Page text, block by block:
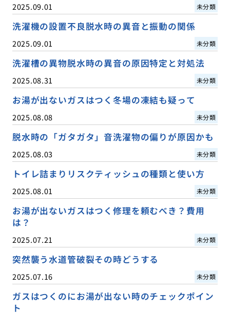
2025.09.01 未分類
洗濯機の設置不良脱水時の異音と振動の関係
2025.09.01 未分類
洗濯槽の異物脱水時の異音の原因特定と対処法
2025.08.31 未分類
お湯が出ないガスはつく冬場の凍結も疑って
2025.08.08 未分類
脱水時の「ガタガタ」音洗濯物の偏りが原因かも
2025.08.03 未分類
トイレ詰まりリスクティッシュの種類と使い方
2025.08.01 未分類
お湯が出ないガスはつく修理を頼むべき？費用
は？
2025.07.21 未分類
突然襲う水道管破裂その時どうする
2025.07.16 未分類
ガスはつくのにお湯が出ない時のチェックポイン
ト